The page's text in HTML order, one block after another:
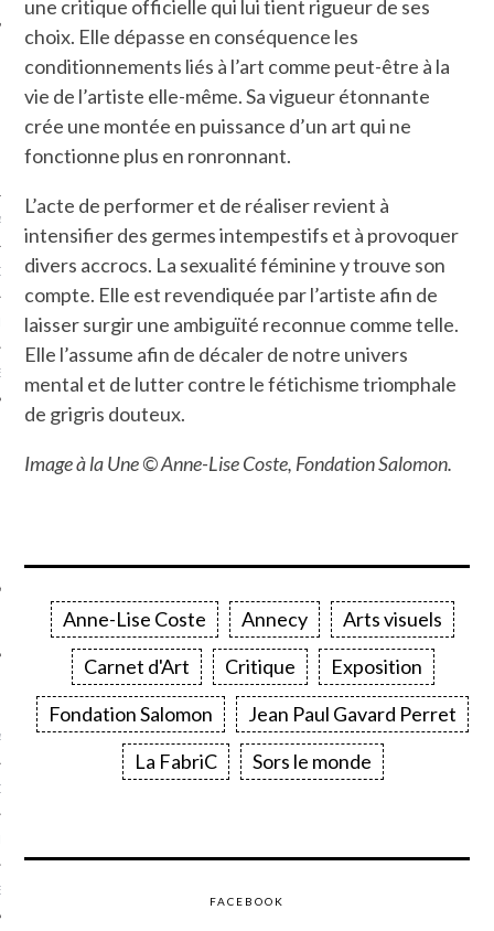
CARAVELLE
PODCAST
SUIVEZ-NOUS
CARAVELLE
CARAVELLE
PODCAST
une critique officielle qui lui tient rigueur de ses
choix. Elle dépasse en conséquence les
conditionnements liés à l’art comme peut-être à la
vie de l’artiste elle-même. Sa vigueur étonnante
crée une montée en puissance d’un art qui ne
fonctionne plus en ronronnant.
L’acte de performer et de réaliser revient à
intensifier des germes intempestifs et à provoquer
divers accrocs. La sexualité féminine y trouve son
compte. Elle est revendiquée par l’artiste afin de
laisser surgir une ambiguïté reconnue comme telle.
Elle l’assume afin de décaler de notre univers
mental et de lutter contre le fétichisme triomphale
de grigris douteux.
Image à la Une © Anne-Lise Coste, Fondation Salomon.
Anne-Lise Coste Annecy
Arts visuels
Carnet d'Art
Critique
Exposition
Fondation Salomon
Jean Paul Gavard Perret
La FabriC
Sors le monde
FACEBOOK